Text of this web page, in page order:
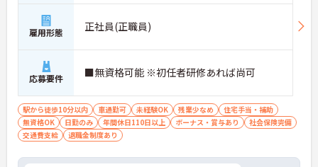
【充実の手当と制度で腰を据えて長期的に活躍でき
ます】
・定年65歳と退職金制度を完備しており将来の安心
感を持って長く働き続けられます
雇用形態 正社員(正職員)
応募要件 ■無資格可能 ※初任者研修あれば尚可
駅から徒歩10分以内 車通勤可 未経験OK 残業少なめ
住宅手当・補助
無資格OK
日勤のみ 年間休日110日以上 ボーナス・賞与あり
社会保険完備
交通費支給
退職金制度あり